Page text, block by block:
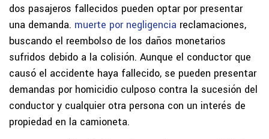
dos pasajeros fallecidos pueden optar por presentar
una demanda. muerte por negligencia reclamaciones,
buscando el reembolso de los daños monetarios
sufridos debido a la colisión. Aunque el conductor que
causó el accidente haya fallecido, se pueden presentar
demandas por homicidio culposo contra la sucesión del
conductor y cualquier otra persona con un interés de
propiedad en la camioneta.